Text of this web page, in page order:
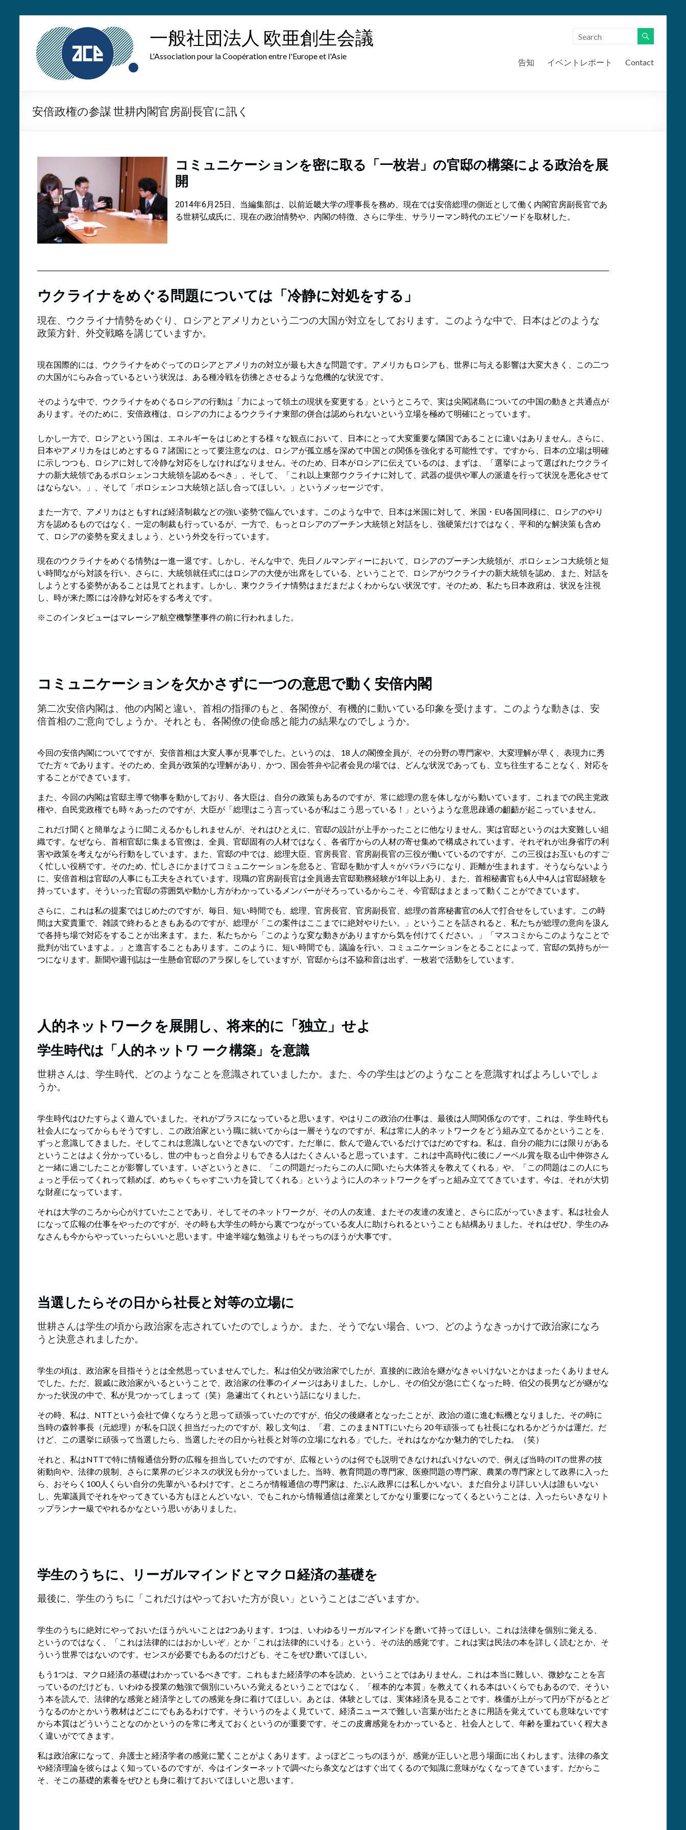
一般社団法人 欧亜創生会議
L'Association pour la Coopération entre l'Europe et l'Asie
告知 イベントレポート Contact
安倍政権の参謀 世耕内閣官房副長官に訊く
コミュニケーションを密に取る「一枚岩」の官邸の構築による政治を展
開
2014年6月25日、当編集部は、以前近畿大学の理事長を務め、現在では安倍総理の側近として働く内閣官房副長官であ
る世耕弘成氏に、現在の政治情勢や、内閣の特徴、さらに学生、サラリーマン時代のエピソードを取材した。
ウクライナをめぐる問題については「冷静に対処をする」
現在、ウクライナ情勢をめぐり、ロシアとアメリカという二つの大国が対立をしております。このような中で、日本はどのような
政策方針、外交戦略を講じていますか。
現在国際的には、ウクライナをめぐってのロシアとアメリカの対立が最も大きな問題です。アメリカもロシアも、世界に与える影響は大変大きく、この二つ
の大国がにらみ合っているという状況は、ある種冷戦を彷彿とさせるような危機的な状況です。
そのような中で、ウクライナをめぐるロシアの行動は「力によって領土の現状を変更する」というところで、実は尖閣諸島についての中国の動きと共通点が
あります。そのために、安倍政権は、ロシアの力によるウクライナ東部の併合は認められないという立場を極めて明確にとっています。
しかし一方で、ロシアという国は、エネルギーをはじめとする様々な観点において、日本にとって大変重要な隣国であることに違いはありません。さらに、
日本やアメリカをはじめとするＧ７諸国にとって要注意なのは、ロシアが孤立感を深めて中国との関係を強化する可能性です。ですから、日本の立場は明確
に示しつつも、ロシアに対して冷静な対応をしなければなりません。そのため、日本がロシアに伝えているのは、まずは、「選挙によって選ばれたウクライ
ナの新大統領であるポロシェンコ大統領を認めるべき」、そして、「これ以上東部ウクライナに対して、武器の提供や軍人の派遣を行って状況を悪化させて
はならない。」、そして「ポロシェンコ大統領と話し合ってほしい。」というメッセージです。
また一方で、アメリカはともすれば経済制裁などの強い姿勢で臨んでいます。このような中で、日本は米国に対して、米国・EU各国同様に、ロシアのやり
方を認めるものではなく、一定の制裁も行っているが、一方で、もっとロシアのプーチン大統領と対話をし、強硬策だけではなく、平和的な解決策も含め
て、ロシアの姿勢を変えましょう、という外交を行っています。
現在のウクライナをめぐる情勢は一進一退です。しかし、そんな中で、先日ノルマンディーにおいて、ロシアのプーチン大統領が、ポロシェンコ大統領と短
い時間ながら対談を行い、さらに、大統領就任式にはロシアの大使が出席をしている、ということで、ロシアがウクライナの新大統領を認め、また、対話を
しようとする姿勢があることは見てとれます。しかし、東ウクライナ情勢はまだまだよくわからない状況です。そのため、私たち日本政府は、状況を注視
し、時が来た際には冷静な対応をする考えです。
※このインタビューはマレーシア航空機撃墜事件の前に行われました。
コミュニケーションを欠かさずに一つの意思で動く安倍内閣
第二次安倍内閣は、他の内閣と違い、首相の指揮のもと、各閣僚が、有機的に動いている印象を受けます。このような動きは、安
倍首相のご意向でしょうか。それとも、各閣僚の使命感と能力の結果なのでしょうか。
今回の安倍内閣についてですが、安倍首相は大変人事が見事でした。というのは、 18 人の閣僚全員が、その分野の専門家や、大変理解が早く、表現力に秀
でた方々であります。そのため、全員が政策的な理解があり、かつ、国会答弁や記者会見の場では、どんな状況であっても、立ち往生することなく、対応を
することができています。
また、今回の内閣は官邸主導で物事を動かしており、各大臣は、自分の政策もあるのですが、常に総理の意を体しながら動いています。これまでの民主党政
権や、自民党政権でも時々あったのですが、大臣が「総理はこう言っているが私はこう思っている！」というような意思疎通の齟齬が起こっていません。
これだけ聞くと簡単なように聞こえるかもしれませんが、それはひとえに、官邸の設計が上手かったことに他なりません。実は官邸というのは大変難しい組
織です。なぜなら、首相官邸に集まる官僚は、全員、官邸固有の人材ではなく、各省庁からの人材の寄せ集めで構成されています。それぞれが出身省庁の利
害や政策を考えながら行動をしています。また、官邸の中では、総理大臣、官房長官、官房副長官の三役が働いているのですが、この三役はお互いものすご
く忙しい役柄です。そのため、忙しさにかまけてコミュニケーションを怠ると、官邸を動かす人々がバラバラになり、距離が生まれます。そうならないよう
に、安倍首相は官邸の人事にも工夫をされています。現職の官房副長官は全員過去官邸勤務経験が1年以上あり、また、首相秘書官も6人中4人は官邸経験を
持っています。そういった官邸の雰囲気や動かし方がわかっているメンバーがそろっているからこそ、今官邸はまとまって動くことができています。
さらに、これは私の提案ではじめたのですが、毎日、短い時間でも、総理、官房長官、官房副長官、総理の首席秘書官の6人で打合せをしています。この時
間は大変貴重で、雑談で終わるときもあるのですが、総理が「この案件はここまでに絶対やりたい。」ということを話されると、私たちが総理の意向を汲ん
で各持ち場で対応をすることが出来ます。また、私たちから「このような変な動きがありますから気を付けてください。」「マスコミからこのようなことで
批判が出ていますよ。」と進言することもあります。このように、短い時間でも、議論を行い、コミュニケーションをとることによって、官邸の気持ちが一
つになります。新聞や週刊誌は一生懸命官邸のアラ探しをしていますが、官邸からは不協和音は出ず、一枚岩で活動をしています。
人的ネットワークを展開し、将来的に「独立」せよ
学生時代は「人的ネットワ ーク構築」を意識
世耕さんは、学生時代、どのようなことを意識されていましたか。また、今の学生はどのようなことを意識すればよろしいでしょ
うか。
学生時代はひたすらよく遊んでいました。それがプラスになっていると思います。やはりこの政治の仕事は、最後は人間関係なのです。これは、学生時代も
社会人になってからもそうですし、この政治家という職に就いてからは一層そうなのですが、私は常に人的ネットワークをどう組み立てるかということを、
ずっと意識してきました。そしてこれは意識しないとできないのです。ただ単に、飲んで遊んでいるだけではだめですね。私は、自分の能力には限りがある
ということはよく分かっているし、世の中もっと自分よりもできる人はたくさんいると思っています。これは中高時代に後にノーベル賞を取る山中伸弥さん
と一緒に過ごしたことが影響しています。いざというときに、「この問題だったらこの人に聞いたら大体答えを教えてくれる」や、「この問題はこの人にち
ょっと手伝ってくれって頼めば、めちゃくちゃすごい力を貸してくれる」というように人のネットワークをずっと組み立ててきています。今は、それが大切
な財産になっています。
それは大学のころから心がけていたことであり、そしてそのネットワークが、その人の友達、またその友達の友達と、さらに広がっていきます。私は社会人
になって広報の仕事をやったのですが、その時も大学生の時から裏でつながっている友人に助けられるということも結構ありました。それはぜひ、学生のみ
なさんも今からやっていったらいいと思います。中途半端な勉強よりもそっちのほうが大事です。
当選したらその日から社長と対等の立場に
世耕さんは学生の頃から政治家を志されていたのでしょうか。また、そうでない場合、いつ、どのようなきっかけで政治家になろ
うと決意されましたか。
学生の頃は、政治家を目指そうとは全然思っていませんでした。私は伯父が政治家でしたが、直接的に政治を継がなきゃいけないとかはまったくありません
でした。ただ、親戚に政治家がいるということで、政治家の仕事のイメージはありました。しかし、その伯父が急に亡くなった時、伯父の長男などが継がな
かった状況の中で、私が見つかってしまって（笑） 急遽出てくれという話になりました。
その時、私は、NTTという会社で偉くなろうと思って頑張っていたのですが、伯父の後継者となったことが、政治の道に進む転機となりました。その時に
当時の森幹事長（元総理）が私を口説く担当だったのですが、殺し文句は、「君、このままNTTにいたら 20 年頑張っても社長になれるかどうかは運だ。だ
けど、この選挙に頑張って当選したら、当選したその日から社長と対等の立場になれる」でした。それはなかなか魅力的でしたね。（笑）
それと、私はNTTで特に情報通信分野の広報を担当していたのですが、広報というのは何でも説明できなければいけないので、例えば当時のITの世界の技
術動向や、法律の規制、さらに業界のビジネスの状況も分かっていました。当時、教育問題の専門家、医療問題の専門家、農業の専門家として政界に入った
ら、おそらく100人くらい自分の先輩がいるわけです。ところが情報通信の専門家は、たぶん政界には私しかいない。まだ自分より詳しい人は誰もいない
し、先輩議員でそれをやってきている方もほとんどいない、でもこれから情報通信は産業としてかなり重要になってくるということは、入ったらいきなりト
ップランナー級でやれるかなという思いがありました。
学生のうちに、リーガルマインドとマクロ経済の基礎を
最後に、学生のうちに「これだけはやっておいた方が良い」ということはございますか。
学生のうちに絶対にやっておいたほうがいいことは2つあります。1つは、いわゆるリーガルマインドを磨いて持ってほしい。これは法律を個別に覚える、
というのではなく、「これは法律的にはおかしいぞ」とか「これは法律的にいける」という、その法的感覚です。これは実は民法の本を詳しく読むとか、そ
ういう世界ではないのです。センスが必要でもあるのだけども、そこをぜひ磨いてほしい。
もう1つは、マクロ経済の基礎はわかっているべきです。これもまた経済学の本を読め、ということではありません。これは本当に難しい、微妙なことを言
っているのだけども、いわゆる授業の勉強で個別にいろいろ覚えるということではなく、「根本的な本質」を教えてくれる本はいくらでもあるので、そうい
う本を読んで、法律的な感覚と経済学としての感覚を身に着けてほしい。あとは、体験としては、実体経済を見ることです。株価が上がって円が下がるとど
うなるのかとかいう教材はどこにでもあるわけです。そういうのをよく見ていて、経済ニュースで難しい言葉が出たときに用語を覚えていても意味ないです
から本質はどういうことなのかというのを常に考えておくというのが重要です。そこの皮膚感覚をわかっていると、社会人として、年齢を重ねていく程大き
く違いがでてきます。
私は政治家になって、弁護士と経済学者の感覚に驚くことがよくあります。よっぽどこっちのほうが、感覚が正しいと思う場面に出くわします。法律の条文
や経済理論を彼らはよく知っているのですが、今はインターネットで調べたら条文などはすぐ出てくるので知識に意味がなくなってきています。だからこ
そ、そこの基礎的素養をぜひとも身に着けておいてほしいと思います。